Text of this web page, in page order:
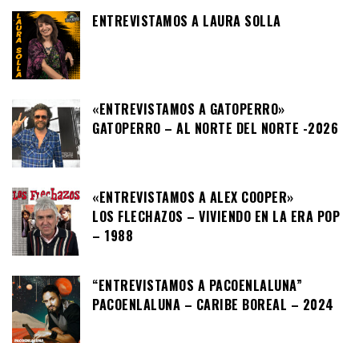
ENTREVISTAMOS A LAURA SOLLA
«ENTREVISTAMOS A GATOPERRO»
GATOPERRO – AL NORTE DEL NORTE -2026
«ENTREVISTAMOS A ALEX COOPER»
LOS FLECHAZOS – VIVIENDO EN LA ERA POP
– 1988
“ENTREVISTAMOS A PACOENLALUNA”
PACOENLALUNA – CARIBE BOREAL – 2024